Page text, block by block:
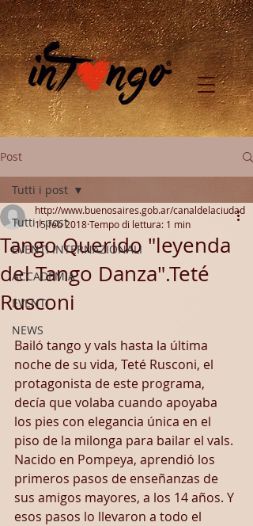
Post
Tutti i post
EVENTI INTERNAZIONALI
ACCADEMIA
EVENTI
NEWS
Tutti i post
Tango Querido "leyenda
del Tango Danza".Teté
Rusconi
http://www.buenosaires.gob.ar/canaldelaciudad
15 feb 2018Tempo di lettura: 1 min
Bailó tango y vals hasta la última
noche de su vida, Teté Rusconi, el
protagonista de este programa,
decía que volaba cuando apoyaba
los pies con elegancia única en el
piso de la milonga para bailar el vals.
Nacido en Pompeya, aprendió los
primeros pasos de enseñanzas de
sus amigos mayores, a los 14 años. Y
esos pasos lo llevaron a todo el